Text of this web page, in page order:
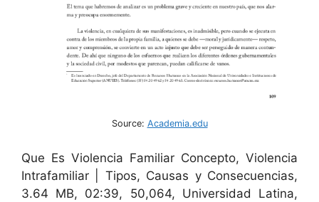
Source: Academia.edu
Que Es Violencia Familiar Concepto, Violencia
Intrafamiliar | Tipos, Causas y Consecuencias,
3.64 MB, 02:39, 50,064, Universidad Latina,